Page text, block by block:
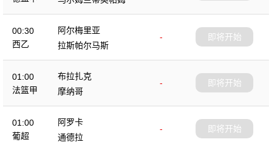
00:30
西乙
阿尔梅里亚
-
拉斯帕尔马斯
即将开始
01:00
法篮甲
布拉扎克
-
摩纳哥
即将开始
01:00
葡超
阿罗卡
-
通德拉
即将开始